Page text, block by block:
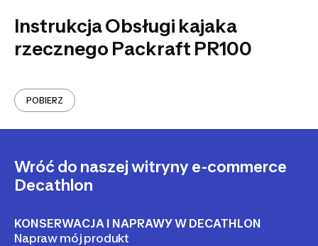
Instrukcja Obsługi kajaka
rzecznego Packraft PR100
POBIERZ
Wróć do naszej witryny e-commerce
Decathlon
KONSERWACJA I NAPRAWY W DECATHLON
Napraw mój produkt